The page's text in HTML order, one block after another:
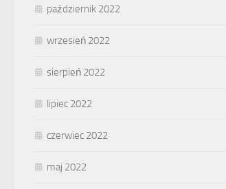
październik 2022
wrzesień 2022
sierpień 2022
lipiec 2022
czerwiec 2022
maj 2022